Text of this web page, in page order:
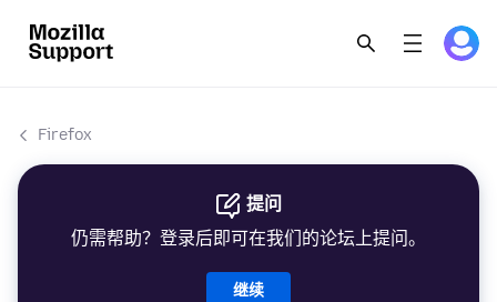
Firefox
提问
仍需帮助？登录后即可在我们的论坛上提问。
继续